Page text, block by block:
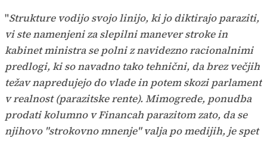
"Strukture vodijo svojo linijo, ki jo diktirajo paraziti,
vi ste namenjeni za slepilni manever stroke in
kabinet ministra se polni z navidezno racionalnimi
predlogi, ki so navadno tako tehnični, da brez večjih
težav napredujejo do vlade in potem skozi parlament
v realnost (parazitske rente). Mimogrede, ponudba
prodati kolumno v Financah parazitom zato, da se
njihovo "strokovno mnenje" valja po medijih, je spet